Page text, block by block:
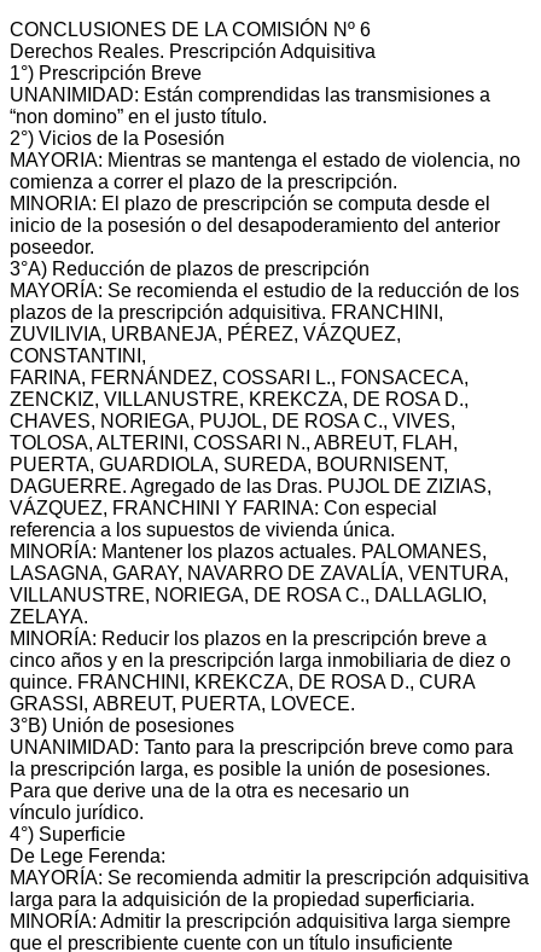
CONCLUSIONES DE LA COMISIÓN Nº 6
Derechos Reales. Prescripción Adquisitiva
1°) Prescripción Breve
UNANIMIDAD: Están comprendidas las transmisiones a
“non domino” en el justo título.
2°) Vicios de la Posesión
MAYORIA: Mientras se mantenga el estado de violencia, no
comienza a correr el plazo de la prescripción.
MINORIA: El plazo de prescripción se computa desde el
inicio de la posesión o del desapoderamiento del anterior
poseedor.
3°A) Reducción de plazos de prescripción
MAYORÍA: Se recomienda el estudio de la reducción de los
plazos de la prescripción adquisitiva. FRANCHINI,
ZUVILIVIA, URBANEJA, PÉREZ, VÁZQUEZ,
CONSTANTINI,
FARINA, FERNÁNDEZ, COSSARI L., FONSACECA,
ZENCKIZ, VILLANUSTRE, KREKCZA, DE ROSA D.,
CHAVES, NORIEGA, PUJOL, DE ROSA C., VIVES,
TOLOSA, ALTERINI, COSSARI N., ABREUT, FLAH,
PUERTA, GUARDIOLA, SUREDA, BOURNISENT,
DAGUERRE. Agregado de las Dras. PUJOL DE ZIZIAS,
VÁZQUEZ, FRANCHINI Y FARINA: Con especial
referencia a los supuestos de vivienda única.
MINORÍA: Mantener los plazos actuales. PALOMANES,
LASAGNA, GARAY, NAVARRO DE ZAVALÍA, VENTURA,
VILLANUSTRE, NORIEGA, DE ROSA C., DALLAGLIO,
ZELAYA.
MINORÍA: Reducir los plazos en la prescripción breve a
cinco años y en la prescripción larga inmobiliaria de diez o
quince. FRANCHINI, KREKCZA, DE ROSA D., CURA
GRASSI, ABREUT, PUERTA, LOVECE.
3°B) Unión de posesiones
UNANIMIDAD: Tanto para la prescripción breve como para
la prescripción larga, es posible la unión de posesiones.
Para que derive una de la otra es necesario un
vínculo jurídico.
4°) Superficie
De Lege Ferenda:
MAYORÍA: Se recomienda admitir la prescripción adquisitiva
larga para la adquisición de la propiedad superficiaria.
MINORÍA: Admitir la prescripción adquisitiva larga siempre
que el prescribiente cuente con un título insuficiente